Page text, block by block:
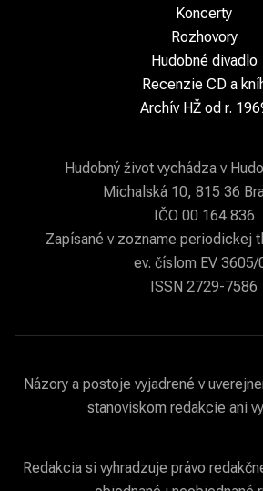
Koncerty
Rozhovory
Hudobné divadlo
Recenzie CD a
Archív HŽ od r.
Hudobný život vychádza v
Michalská 10, 815 36
IČO 00 164 836
Zapísané v zozname periodickej
ev. číslom EV 3605/
ISSN 2729-7586
Názory a postoje vyjadrené v
stanoviskom redakcie ani
Redakcia si vyhradzuje právo